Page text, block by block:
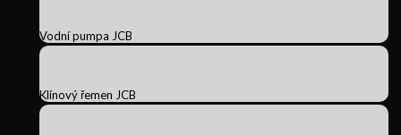
Vodní pumpa JCB
Klínový řemen JCB